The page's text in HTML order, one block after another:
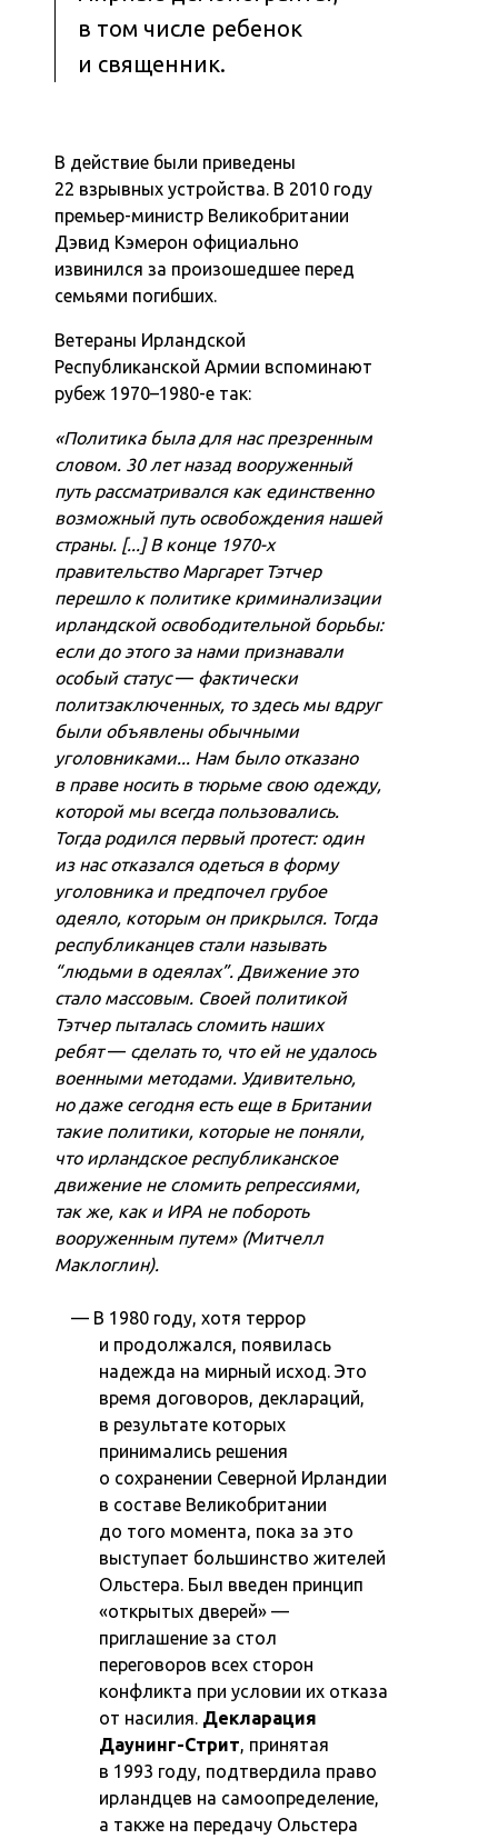
в том числе ребенок
и священник.
В действие были приведены
22 взрывных устройства. В 2010 году
премьер-министр Великобритании
Дэвид Кэмерон официально
извинился за произошедшее перед
семьями погибших.
Ветераны Ирландской
Республиканской Армии вспоминают
рубеж 1970–1980-е так:
«Политика была для нас презренным
словом. 30 лет назад вооруженный
путь рассматривался как единственно
возможный путь освобождения нашей
страны. [...] В конце 1970-х
правительство Маргарет Тэтчер
перешло к политике криминализации
ирландской освободительной борьбы:
если до этого за нами признавали
особый статус— фактически
политзаключенных, то здесь мы вдруг
были объявлены обычными
уголовниками... Нам было отказано
в праве носить в тюрьме свою одежду,
которой мы всегда пользовались.
Тогда родился первый протест: один
из нас отказался одеться в форму
уголовника и предпочел грубое
одеяло, которым он прикрылся. Тогда
республиканцев стали называть
“людьми в одеялах”. Движение это
стало массовым. Своей политикой
Тэтчер пыталась сломить наших
ребят— сделать то, что ей не удалось
военными методами. Удивительно,
но даже сегодня есть еще в Британии
такие политики, которые не поняли,
что ирландское республиканское
движение не сломить репрессиями,
так же, как и ИРА не побороть
вооруженным путем» (Митчелл
Маклоглин).
В 1980 году, хотя террор
и продолжался, появилась
надежда на мирный исход. Это
время договоров, деклараций,
в результате которых
принимались решения
о сохранении Северной Ирландии
в составе Великобритании
до того момента, пока за это
выступает большинство жителей
Ольстера. Был введен принцип
«открытых дверей» —
приглашение за стол
переговоров всех сторон
конфликта при условии их отказа
от насилия. Декларация
Даунинг-Стрит, принятая
в 1993 году, подтвердила право
ирландцев на самоопределение,
а также на передачу Ольстера